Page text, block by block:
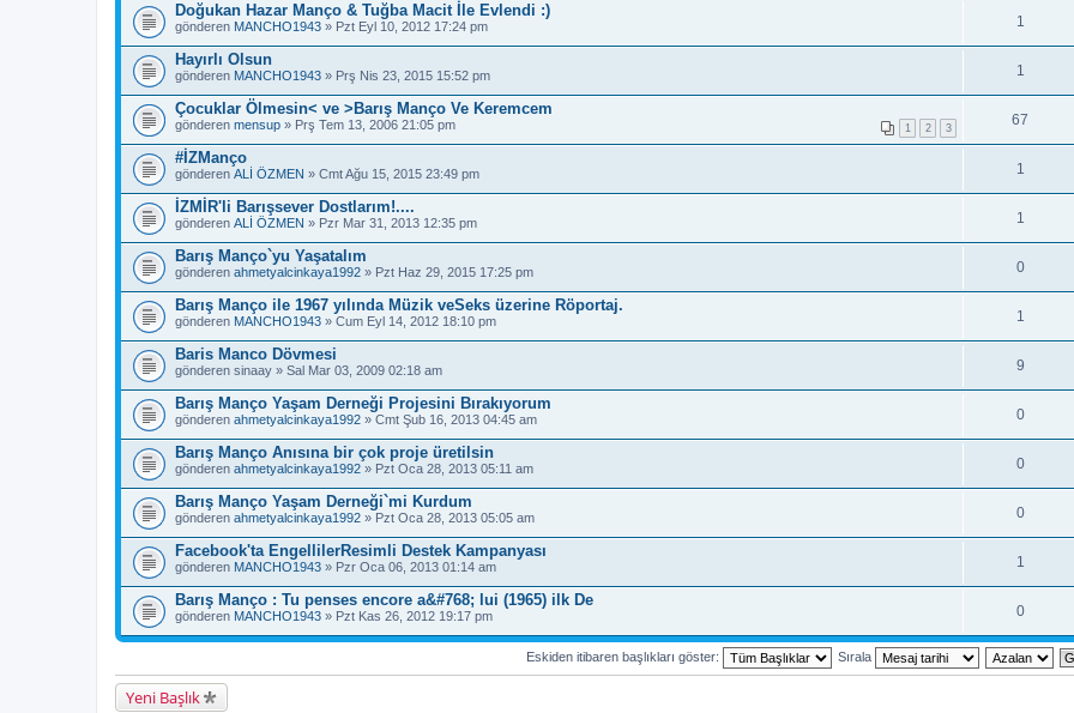
Doğukan Hazar Manço & Tuğba Macit İle Evlendi :)
gönderen MANCHO1943 » Pzt Eyl 10, 2012 17:24 pm 1
Hayırlı Olsun
gönderen MANCHO1943 » Prş Nis 23, 2015 15:52 pm 1
Çocuklar Ölmesin< ve >Barış Manço Ve Keremcem
1 2 3
gönderen mensup » Prş Tem 13, 2006 21:05 pm 67
#İZManço
gönderen ALİ ÖZMEN » Cmt Ağu 15, 2015 23:49 pm 1
İZMİR'li Barışsever Dostlarım!....
gönderen ALİ ÖZMEN » Pzr Mar 31, 2013 12:35 pm 1
Barış Manço`yu Yaşatalım
gönderen ahmetyalcinkaya1992 » Pzt Haz 29, 2015 17:25 pm 0
Barış Manço ile 1967 yılında Müzik veSeks üzerine Röportaj.
gönderen MANCHO1943 » Cum Eyl 14, 2012 18:10 pm 1
Baris Manco Dövmesi
gönderen sinaay » Sal Mar 03, 2009 02:18 am 9
Barış Manço Yaşam Derneği Projesini Bırakıyorum
gönderen ahmetyalcinkaya1992 » Cmt Şub 16, 2013 04:45 am 0
Barış Manço Anısına bir çok proje üretilsin
gönderen ahmetyalcinkaya1992 » Pzt Oca 28, 2013 05:11 am 0
Barış Manço Yaşam Derneği`mi Kurdum
gönderen ahmetyalcinkaya1992 » Pzt Oca 28, 2013 05:05 am 0
Facebook'ta EngellilerResimli Destek Kampanyası
gönderen MANCHO1943 » Pzr Oca 06, 2013 01:14 am 1
Barış Manço : Tu penses encore a&#768; lui (1965) ilk De
gönderen MANCHO1943 » Pzt Kas 26, 2012 19:17 pm 0
Eskiden itibaren başlıkları göster: Sırala
Yeni Başlık